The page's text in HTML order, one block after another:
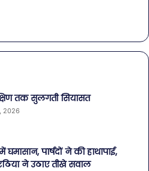
तक सुलगती सियासत
2026
घमासान, पार्षदों ने की हाथापाई,
ने उठाए तीखे सवाल